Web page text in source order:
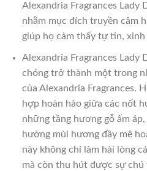
Alexandria Fragrances Lady
nhằm mục đích truyền cảm
giúp họ cảm thấy tự tin,
Alexandria Fragrances Lady
chóng trở thành một trong
của Alexandria Fragrances.
hợp hoàn hảo giữa các nốt
những tầng hương gỗ ấm
hưởng mùi hương đầy mê
này không chỉ làm hài lòng
mà còn thu hút được sự